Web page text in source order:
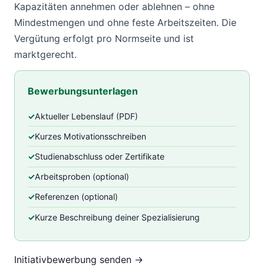
Kapazitäten annehmen oder ablehnen – ohne
Mindestmengen und ohne feste Arbeitszeiten. Die
Vergütung erfolgt pro Normseite und ist
marktgerecht.
Bewerbungsunterlagen
Aktueller Lebenslauf (PDF)
Kurzes Motivationsschreiben
Studienabschluss oder Zertifikate
Arbeitsproben (optional)
Referenzen (optional)
Kurze Beschreibung deiner Spezialisierung
Initiativbewerbung senden →